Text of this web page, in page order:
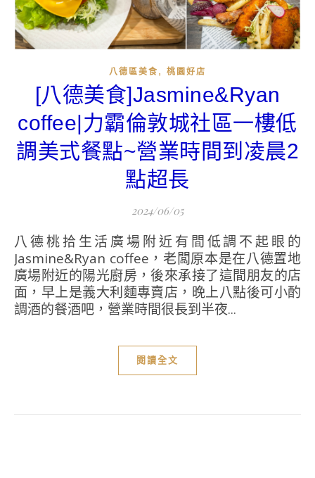
八德區美食 , 桃園好店
[八德美食]Jasmine&Ryan
coffee|力霸倫敦城社區一樓低
調美式餐點~營業時間到凌晨2
點超長
2024/06/05
八德桃拾生活廣場附近有間低調不起眼的
Jasmine&Ryan coffee，老闆原本是在八德置地
廣場附近的陽光廚房，後來承接了這間朋友的店
面，早上是義大利麵專賣店，晚上八點後可小酌
調酒的餐酒吧，營業時間很長到半夜...
閱讀全文